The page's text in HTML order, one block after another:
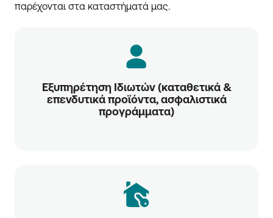
παρέχονται στα καταστήματά μας.
Εξυπηρέτηση Ιδιωτών (καταθετικά &
επενδυτικά προϊόντα, ασφαλιστικά
προγράμματα)